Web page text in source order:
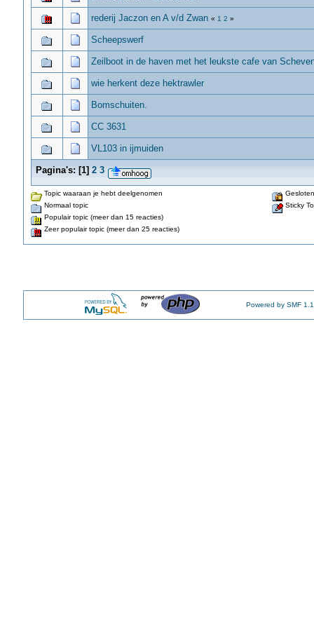
rederij Jaczon en A v/d Zwan « 1 2 »
Scheepswerf
Zeilboot in de haven met het leukste cafe van
wie herkent deze hektrawler
Bomschuiten.
CC 3631
VL103 in ijmuiden
Pagina's:[1] 2 3
Topic waaraan je hebt deelgenomen
Normaal topic
Populair topic (meer dan 15 reacties)
Zeer populair topic (meer dan 25 reacties)
Sticky
Powered by SMF